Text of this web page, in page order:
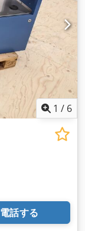
1 / 6
電話する